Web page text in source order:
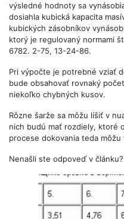
výsledné hodnoty sa
dosiahla kubická kapacita
kubických zásobníkov
ktorý je regulovaný normami
6782. 2-75, 13-24-86.
Pri výpočte je potrebné vziať
bude obsahovať rovnaký
niekoľko chybných kusov.
Rôzne šarže sa môžu líšiť v
nich budú mať rozdiely, ktoré
procese dokovania teda
Nenašli ste odpoveď v